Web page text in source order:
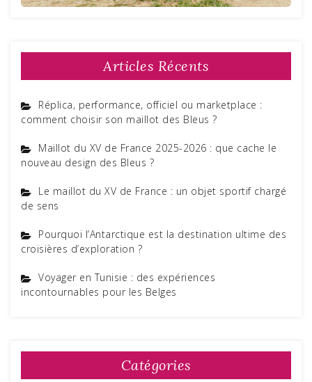
Articles Récents
Réplica, performance, officiel ou marketplace :
comment choisir son maillot des Bleus ?
Maillot du XV de France 2025-2026 : que cache le
nouveau design des Bleus ?
Le maillot du XV de France : un objet sportif chargé
de sens
Pourquoi l’Antarctique est la destination ultime des
croisières d’exploration ?
Voyager en Tunisie : des expériences
incontournables pour les Belges
Catégories